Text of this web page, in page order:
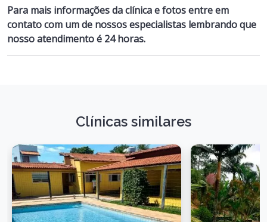
Para mais informações da clínica e fotos entre em
contato com um de nossos especialistas lembrando que
nosso atendimento é 24 horas.
Clínicas similares